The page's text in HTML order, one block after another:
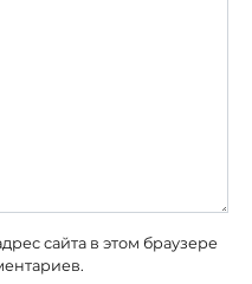
сайта в этом браузере